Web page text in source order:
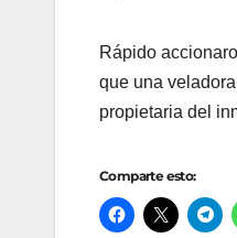
Rápido
que una
propietaria del
Comparte esto: